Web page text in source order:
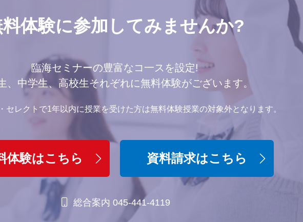
体験に参加してみませんか?
臨海セミナーの豊富なコ一スを設定!
、中学生、高校生それぞれに無料体験がございます。
セレクトで1年以内に授業を受けた方は無料体験授業の対象外となります。
体験はこちら 資料請求はこちら
総合案内 045-441-4119